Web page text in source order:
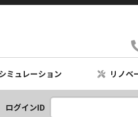
古住宅×リノベーション専門店
ミュレーション
ミュレーション
ベーションプラン
リノベ
ログインID